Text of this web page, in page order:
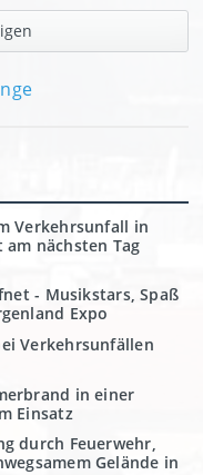
Verkehrsunfall in
am nächsten Tag
- Musikstars, Spaß
Expo
Verkehrsunfällen
in einer
Einsatz
durch Feuerwehr,
Gelände in